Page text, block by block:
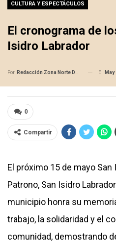
CULTURA Y ESPECTÁCULOS
El cronograma de
Isidro Labrador
Por Redacción Zona Norte Daily El May
0
Compartir
El próximo 15 de mayo
Patrono, San Isidro
municipio honra su
trabajo, la solidaridad y el
comunidad, demostrando